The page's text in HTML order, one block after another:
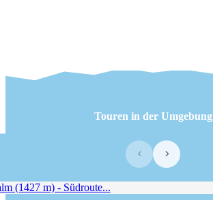
Touren in der Umgebung
‹ ›